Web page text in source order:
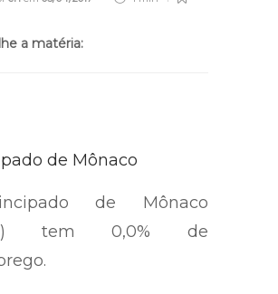
a matéria:
de Mônaco
tem 0,0% de